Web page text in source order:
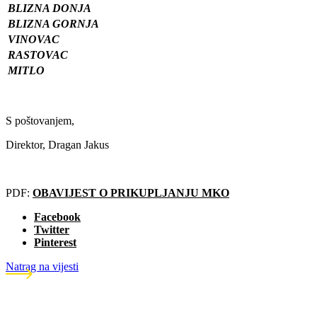
BLIZNA DONJA
BLIZNA GORNJA
VINOVAC
RASTOVAC
MITLO
S poštovanjem,
Direktor, Dragan Jakus
PDF: OBAVIJEST O PRIKUPLJANJU MKO
Facebook
Twitter
Pinterest
Natrag na vijesti